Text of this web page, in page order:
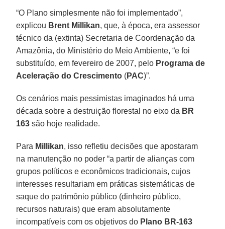
“O Plano simplesmente não foi implementado”,
explicou Brent Millikan, que, à época, era assessor
técnico da (extinta) Secretaria de Coordenação da
Amazônia, do Ministério do Meio Ambiente, “e foi
substituído, em fevereiro de 2007, pelo Programa de
Aceleração do Crescimento (PAC)”.
Os cenários mais pessimistas imaginados há uma
década sobre a destruição florestal no eixo da BR
163 são hoje realidade.
Para Millikan, isso refletiu decisões que apostaram
na manutenção no poder “a partir de alianças com
grupos políticos e econômicos tradicionais, cujos
interesses resultariam em práticas sistemáticas de
saque do patrimônio público (dinheiro público,
recursos naturais) que eram absolutamente
incompatíveis com os objetivos do Plano BR-163